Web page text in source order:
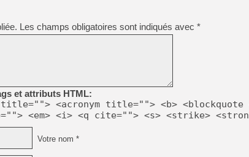
[GK] Déjà des
[Mo5] Brickboy cherche à
[GK] Minecraft et ses «
[GK] Beast of
[GK] Ubisoft : fin de partie
[GK] Mémoire cash -
[GK] Dan Houser (GTA)
[GK] Comment EA Sports
[GK] Crimson Moon : un
[GK] Isle of Reveries : le
[GK] Moonlighter 2 : The
[GK] Capcom relance
Les champs obligatoires sont indiqués avec *
et attributs HTML:
<acronym title=""> <b> <blockquote
<em> <i> <q cite=""> <s> <strike>
Votre nom *